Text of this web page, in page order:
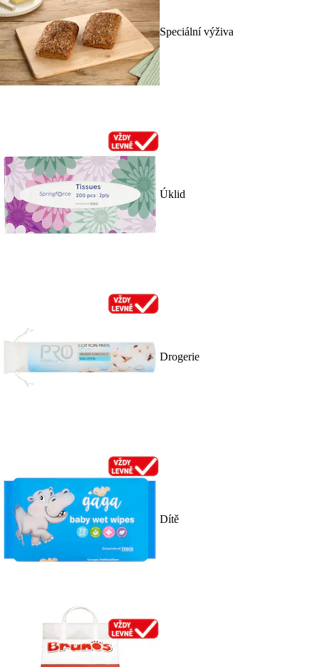
Speciální výživa
Úklid
Drogerie
Dítě